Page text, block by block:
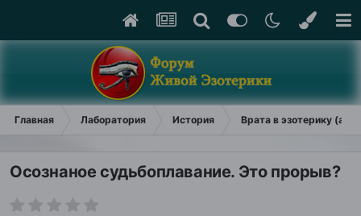
Главная Лаборатория История Врата в эзотерику
Осознаное судьбоплавание. Это прорыв?